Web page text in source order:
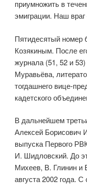
приумножить в
эмиграции. Наш
Пятидесятый
Козякиным. После
журнала (51, 52 и
Муравьёва,
тогдашнего вице-
кадетского
В дальнейшем
Алексей Бори­сович
выпуска Первого
И. Шидловский. До
Михеев, В. Глинин и
августа 2002 года.